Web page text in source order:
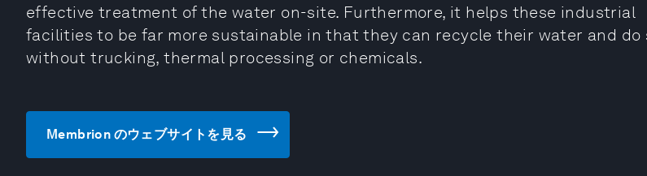
effective treatment of the water on-site. Furthermore, it helps these industrial
facilities to be far more sustainable in that they can recycle their water and do
without trucking, thermal processing or chemicals.
Membrion のウェブサイトを見る